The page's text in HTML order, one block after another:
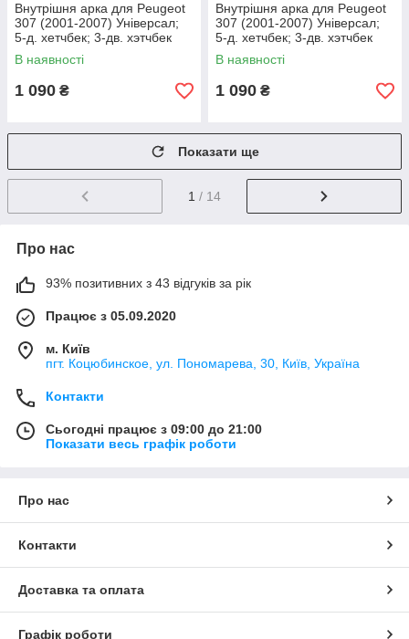
Внутрішня арка для Peugeot
307 (2001-2007) Універсал;
5-д. хетчбек; 3-дв. хэтчбек
В наявності
1 090 ₴
Внутрішня арка для Peugeot
307 (2001-2007) Універсал;
5-д. хетчбек; 3-дв. хэтчбек
В наявності
1 090 ₴
Показати ще
1 / 14
Про нас
93% позитивних з 43 відгуків за рік
Працює з 05.09.2020
м. Київ
пгт. Коцюбинское, ул. Пономарева, 30, Київ, Україна
Контакти
Сьогодні працює з 09:00 до 21:00
Показати весь графік роботи
Про нас
Контакти
Доставка та оплата
Графік роботи